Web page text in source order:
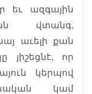
եւ ազգային
վտանգ,
աւելի քան
յիշեցնէ, որ
կերպով
կամ